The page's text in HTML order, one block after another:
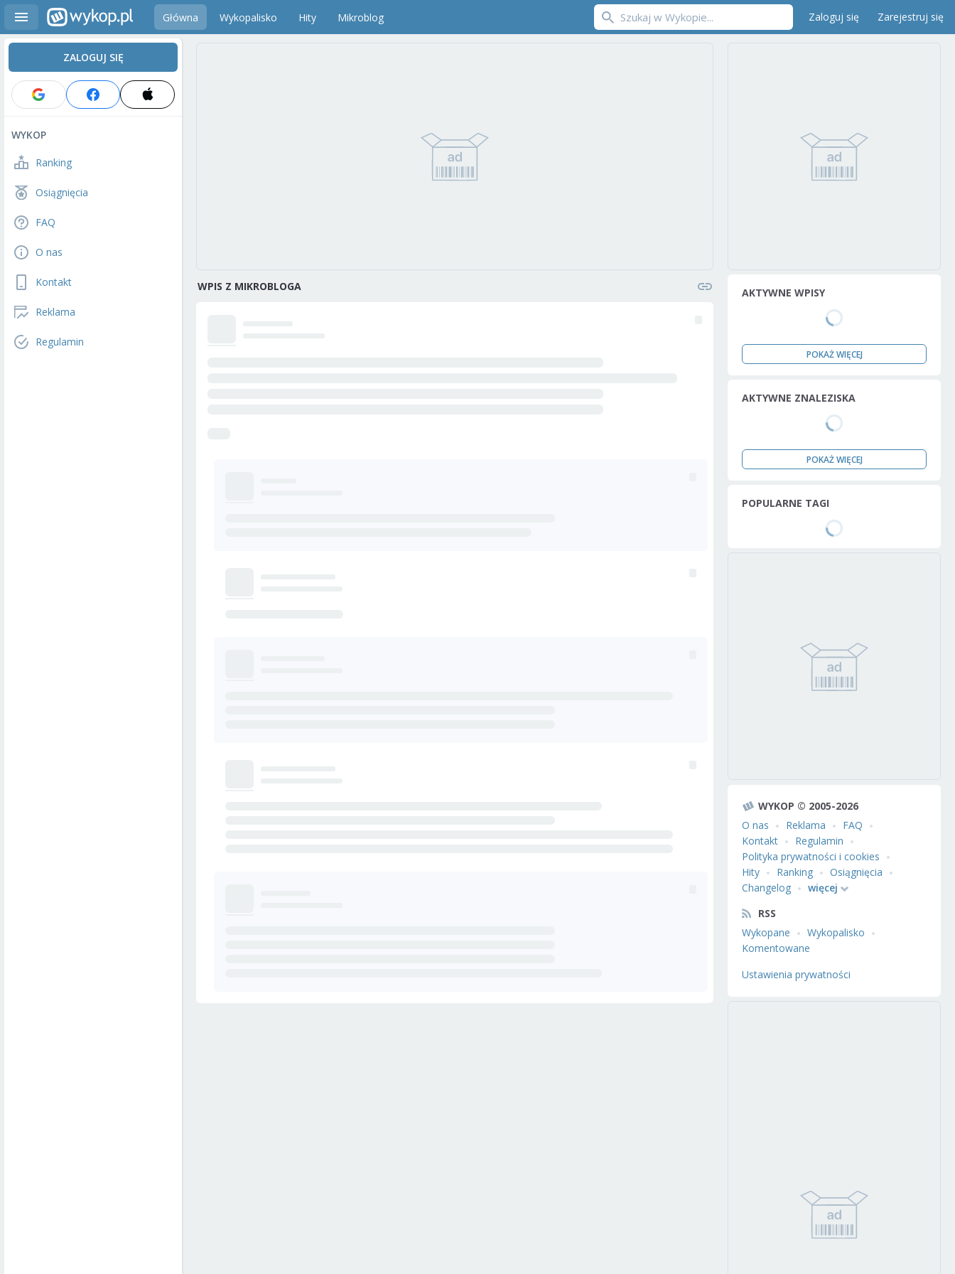
Główna Wykopalisko Hity Mikroblog Zaloguj się Zarejestruj się
ZALOGUJ SIĘ
WYKOP
Ranking
Osiągnięcia
FAQ
O nas
Kontakt
Reklama
Regulamin
WPIS Z MIKROBLOGA AKTYWNE WPISY
POKAŻ WIĘCEJ
AKTYWNE ZNALEZISKA
POKAŻ WIĘCEJ
POPULARNE TAGI
WYKOP © 2005-2026
O nas
Reklama
FAQ
Kontakt
Regulamin
Polityka prywatności i cookies
Hity
Ranking
Osiągnięcia
Changelog
więcej
RSS
Wykopane
Wykopalisko
Komentowane
Ustawienia prywatności